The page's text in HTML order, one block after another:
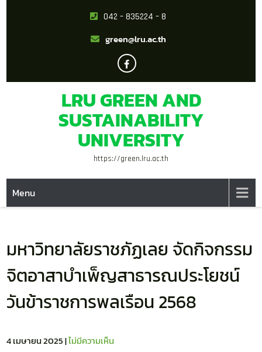
042 – 835224 – 8
green@lru.ac.th
LRU GREEN AND
SUSTAINABILITY
UNIVERSITY
https://green.lru.ac.th
Menu
มหาวิทยาลัยราชภัฏเลย จัดกิจกรรม
จิตอาสาบำเพ็ญสาธารณประโยชน์
วันข้าราชการพลเรือน 2568
4 เมษายน 2025|ไม่มีความเห็น